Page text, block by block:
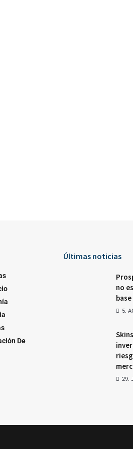
De
Últimas noticias
no
5.
29.